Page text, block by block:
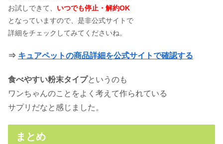
お試しできて、 いつでも停止・解約OK
となっていますので、是非公式サイトで
詳細をチェックしてみてくださいね。
⇒ キュアペットの商品詳細を公式サイトで確認する
食べやすい粉末タイプというのも
ワンちゃんのことをよく考えて作られている
サプリだなと感じました。
まとめ